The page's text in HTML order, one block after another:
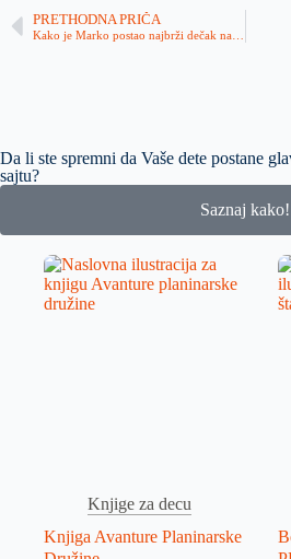
PRETHODNA PRIČA
Da li ste spremni da Vaše dete postane
sajtu?
Saznaj kako!
Knjige za decu
Knjiga Avanture Planinarske